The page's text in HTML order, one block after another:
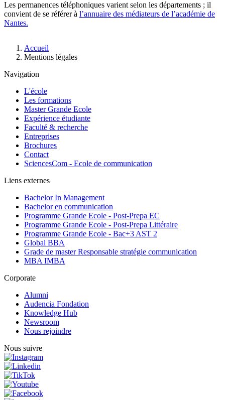
Les permanences téléphoniques varient selon les départements ; il
convient de se référer à l’annuaire des médiateurs de l’académie de
Nantes.
d'Ariane
Accueil
Mentions légales
Navigation
L'école
Les formations
Master Grande Ecole
Expérience étudiante
Faculté & recherche
Entreprises
Brochures
Contact
SciencesCom - Ecole de communication
Liens externes
Bachelor In Management
Bachelor en communication
Programme Grande Ecole - Post-Prepa EC
Programme Grande Ecole - Post-Prepa Littéraire
Programme Grande Ecole - Bac+3 AST 2
Global BBA
Grade de master Responsable stratégie communication
MBA IMBA
Corporate
Alumni
Audencia Fondation
Knowledge Hub
Newsroom
Nous rejoindre
Nous suivre